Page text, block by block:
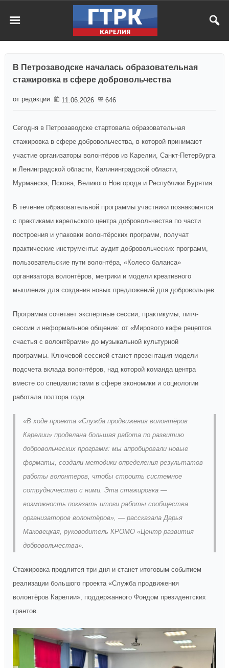
В Петрозаводске началась образовательная
стажировка в сфере добровольчества
от редакции 11.06.2026 646
Сегодня в Петрозаводске стартовала образовательная
стажировка в сфере добровольчества, в которой принимают
участие организаторы волонтёров из Карелии, Санкт-Петербурга
и Ленинградской области, Калининградской области,
Мурманска, Пскова, Великого Новгорода и Республики Бурятия.
В течение образовательной программы участники познакомятся
с практиками карельского центра добровольчества по части
построения и упаковки волонтёрских программ, получат
практические инструменты: аудит добровольческих программ,
пользовательские пути волонтёра, «Колесо баланса»
организатора волонтёров, метрики и модели креативного
мышления для создания новых предложений для добровольцев.
Программа сочетает экспертные сессии, практикумы, питч-
сессии и неформальное общение: от «Мирового кафе рецептов
счастья с волонтёрами» до музыкальной культурной
программы. Ключевой сессией станет презентация модели
подсчета вклада волонтёров, над которой команда центра
вместе со специалистами в сфере экономики и социологии
работала полтора года.
«В ходе проекта «Служба продвижения волонтёров
Карелии» проделана большая работа по развитию
добровольческих программ: мы апробировали новые
форматы, создали методики определения результатов
работы волонтеров, чтобы строить системное
сотрудничество с ними. Эта стажировка —
возможность показать итоги работы сообщества
организаторов волонтёров», — рассказала Дарья
Маковецкая, руководитель КРОМО «Центр развития
добровольчества».
Стажировка продлится три дня и станет итоговым событием
реализации большого проекта «Служба продвижения
волонтёров Карелии», поддержанного Фондом президентских
грантов.